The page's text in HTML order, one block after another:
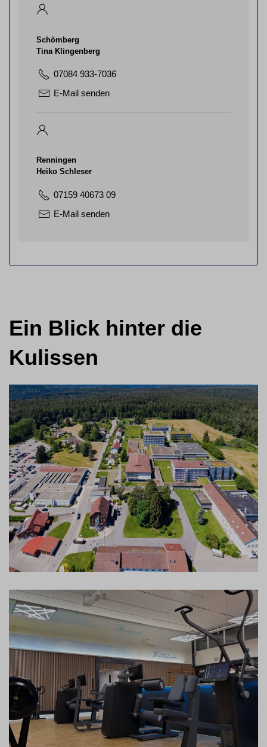
Schömberg
Tina Klingenberg
07084 933-7036
E-Mail senden
Renningen
Heiko Schleser
07159 40673 09
E-Mail senden
Ein Blick hinter die
Kulissen